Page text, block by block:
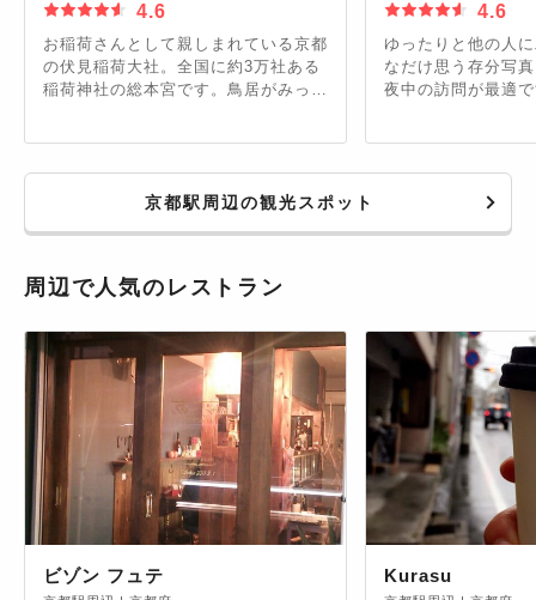
4.6
お稲荷さんとして親しまれている京都
の伏見稲荷大社。全国に約3万社ある
稲荷神社の総本宮です。鳥居がみっし
1年を通じていろいろな行事をやって
4.6
ゆったりと他の人
なだけ思う存分写
夜中の訪問が最適
京都駅周辺の観光スポット
周辺で人気のレストラン
ビゾン フュテ Kurasu